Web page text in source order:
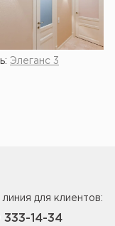
Элеганс 3
линия для клиентов:
14-34